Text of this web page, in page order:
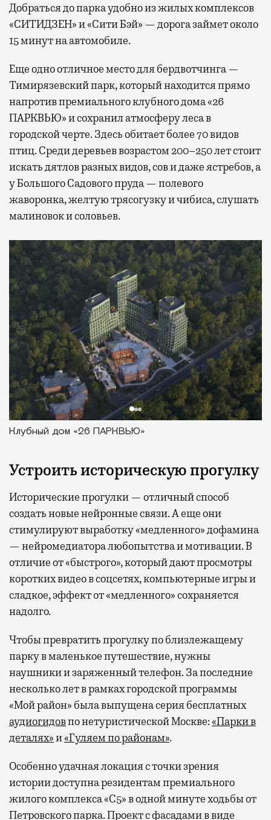
Добраться до парка удобно из жилых комплексов
«СИТИДЗЕН» и «Сити Бэй» — дорога займет около
15 минут на автомобиле.
Еще одно отличное место для бердвотчинга —
Тимирязевский парк, который находится прямо
напротив премиального клубного дома «26
ПАРКВЬЮ» и сохранил атмосферу леса в
городской черте. Здесь обитает более 70 видов
птиц. Среди деревьев возрастом 200–250 лет стоит
искать дятлов разных видов, сов и даже ястребов, а
у Большого Садового пруда — полевого
жаворонка, желтую трясогузку и чибиса, слушать
малиновок и соловьев.
Клубный дом «26 ПАРКВЬЮ»
Устроить историческую прогулку
Исторические прогулки — отличный способ
создать новые нейронные связи. А еще они
стимулируют выработку «медленного» дофамина
— нейромедиатора любопытства и мотивации. В
отличие от «быстрого», который дают просмотры
коротких видео в соцсетях, компьютерные игры и
сладкое, эффект от «медленного» сохраняется
надолго.
Чтобы превратить прогулку по близлежащему
парку в маленькое путешествие, нужны
наушники и заряженный телефон. За последние
несколько лет в рамках городской программы
«Мой район» была выпущена серия бесплатных
аудиогидовпо нетуристической Москве:«Парки в
деталях»и«Гуляем по районам».
Особенно удачная локация с точки зрения
истории доступна резидентам премиального
жилого комплекса «С5»в одной минуте ходьбы от
Петровского парка. Проект с фасадами в виде